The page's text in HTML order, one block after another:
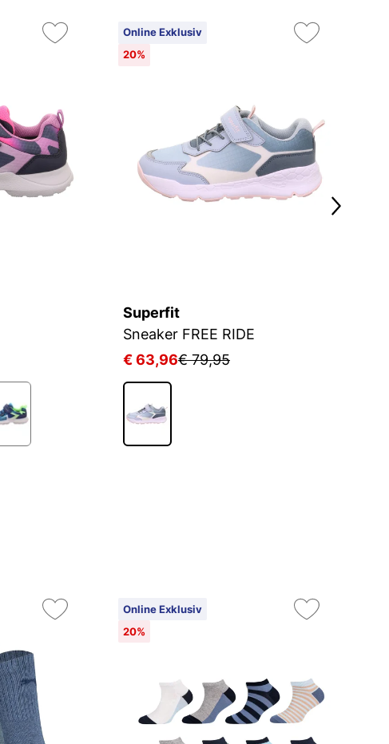
Online Exklusiv
20%
Superfit
Sneaker FREE RIDE
€ 63,96€ 79,95
Online Exklusiv
20%